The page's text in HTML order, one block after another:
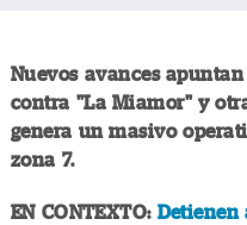
Nuevos avances
contra "La Miamor" y
genera un masivo
zona 7.
EN CONTEXTO: Detienen